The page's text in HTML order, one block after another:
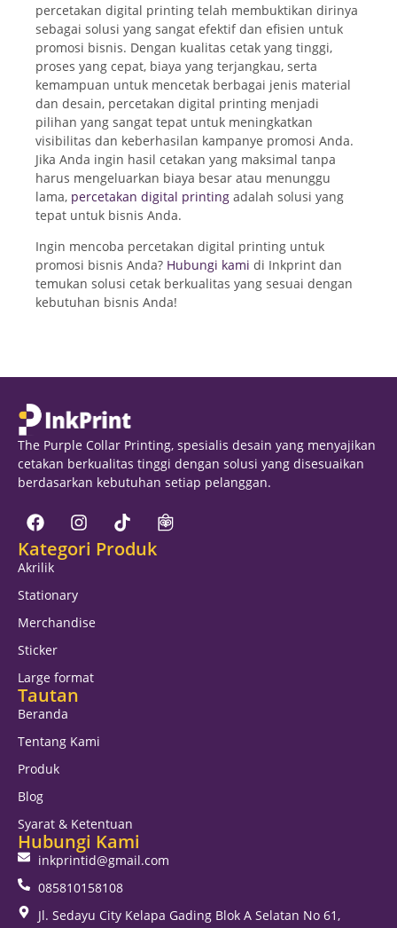
percetakan digital printing telah membuktikan dirinya
sebagai solusi yang sangat efektif dan efisien untuk
promosi bisnis. Dengan kualitas cetak yang tinggi,
proses yang cepat, biaya yang terjangkau, serta
kemampuan untuk mencetak berbagai jenis material
dan desain, percetakan digital printing menjadi
pilihan yang sangat tepat untuk meningkatkan
visibilitas dan keberhasilan kampanye promosi Anda.
Jika Anda ingin hasil cetakan yang maksimal tanpa
harus mengeluarkan biaya besar atau menunggu
lama, percetakan digital printing adalah solusi yang
tepat untuk bisnis Anda.
Ingin mencoba percetakan digital printing untuk
promosi bisnis Anda? Hubungi kami di Inkprint dan
temukan solusi cetak berkualitas yang sesuai dengan
kebutuhan bisnis Anda!
The Purple Collar Printing, spesialis desain yang menyajikan
cetakan berkualitas tinggi dengan solusi yang disesuaikan
berdasarkan kebutuhan setiap pelanggan.
Kategori Produk
Akrilik
Stationary
Merchandise
Sticker
Large format
Tautan
Beranda
Tentang Kami
Produk
Blog
Syarat & Ketentuan
Hubungi Kami
inkprintid@gmail.com
085810158108
Jl. Sedayu City Kelapa Gading Blok A Selatan No 61,